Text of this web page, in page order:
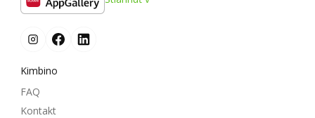
Kimbino
FAQ
Kontakt